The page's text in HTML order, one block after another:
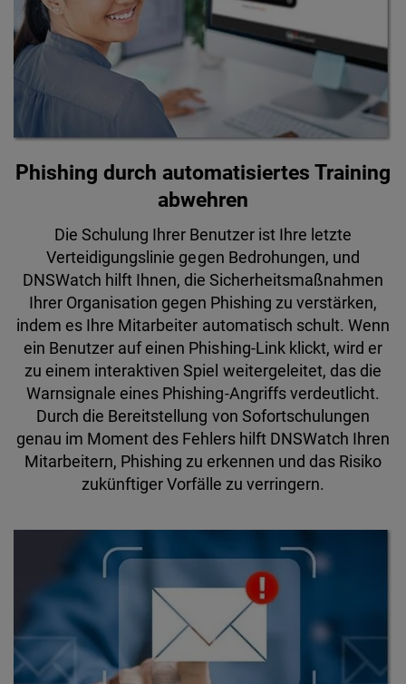
Phishing durch automatisiertes Training
abwehren
Die Schulung Ihrer Benutzer ist Ihre letzte
Verteidigungslinie gegen Bedrohungen, und
DNSWatch hilft Ihnen, die Sicherheitsmaßnahmen
Ihrer Organisation gegen Phishing zu verstärken,
indem es Ihre Mitarbeiter automatisch schult. Wenn
ein Benutzer auf einen Phishing-Link klickt, wird er
zu einem interaktiven Spiel weitergeleitet, das die
Warnsignale eines Phishing-Angriffs verdeutlicht.
Durch die Bereitstellung von Sofortschulungen
genau im Moment des Fehlers hilft DNSWatch Ihren
Mitarbeitern, Phishing zu erkennen und das Risiko
zukünftiger Vorfälle zu verringern.